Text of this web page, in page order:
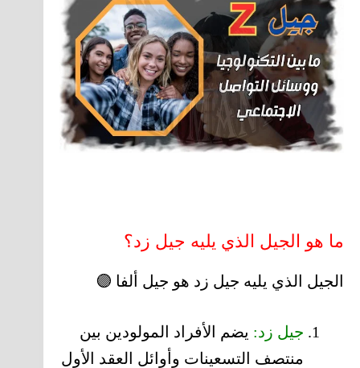
ما هو الجيل الذي يليه جيل زد؟
الجيل الذي يليه جيل زد هو جيل ألفا 🟣
جيل زد: يضم الأفراد المولودين بين
منتصف التسعينات وأوائل العقد الأول